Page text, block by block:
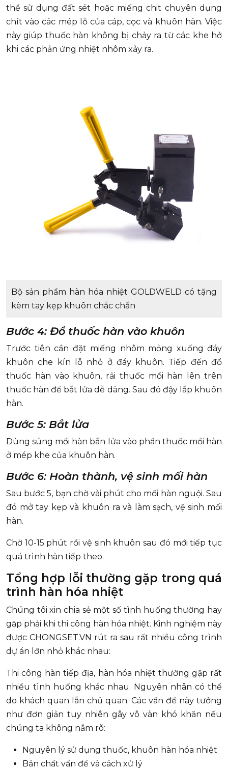
thể sử dụng đất sét hoặc miếng chit chuyên dụng
chít vào các mép lỗ của cáp, cọc và khuôn hàn. Việc
này giúp thuốc hàn không bị chảy ra từ các khe hở
khi các phản ứng nhiệt nhôm xảy ra.
Bộ sản phẩm hàn hóa nhiệt GOLDWELD có tặng
kèm tay kẹp khuôn chắc chắn
Bước 4: Đổ thuốc hàn vào khuôn
Trước tiên cần đặt miếng nhôm mỏng xuống đáy
khuôn che kín lỗ nhỏ ở đáy khuôn. Tiếp đến đổ
thuốc hàn vào khuôn, rải thuốc mồi hàn lên trên
thuốc hàn để bắt lửa dễ dàng. Sau đó đậy lắp khuôn
hàn.
Bước 5: Bắt lửa
Dùng súng mồi hàn bắn lửa vào phần thuốc mồi hàn
ở mép khe của khuôn hàn.
Bước 6: Hoàn thành, vệ sinh mối hàn
Sau bước 5, bạn chờ vài phút cho mối hàn nguội. Sau
đó mở tay kẹp và khuôn ra và làm sạch, vệ sinh mối
hàn.
Chờ 10-15 phút rồi vệ sinh khuôn sau đó mới tiếp tục
quá trình hàn tiếp theo.
Tổng hợp lỗi thường gặp trong quá
trình hàn hóa nhiệt
Chúng tôi xin chia sẻ một số tình huống thường hay
gặp phải khi thi công hàn hóa nhiệt. Kinh nghiệm này
được CHONGSET.VN rút ra sau rất nhiều công trình
dự án lớn nhỏ khác nhau:
Thi công hàn tiếp địa, hàn hóa nhiệt thường gặp rất
nhiều tình huống khác nhau. Nguyên nhân có thể
do khách quan lẫn chủ quan. Các vấn đề này tưởng
như đơn giản tuy nhiên gây vô vàn khó khăn nếu
chúng ta không nắm rõ:
Nguyên lý sử dụng thuốc, khuôn hàn hóa nhiệt
Bản chất vấn đề và cách xử lý